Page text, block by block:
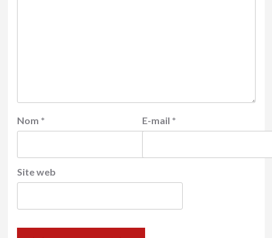
Nom * E-mail *
Site web